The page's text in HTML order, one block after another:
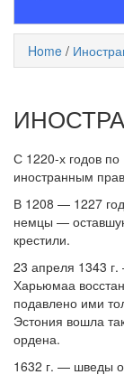
Home /
С 1220-х годов
иностранным
В 1208 — 1227
немцы —
крестили.
23 апреля 1343
Харьюмаа
подавлено ими
Эстония вошла
ордена.
1632 г. — шведы